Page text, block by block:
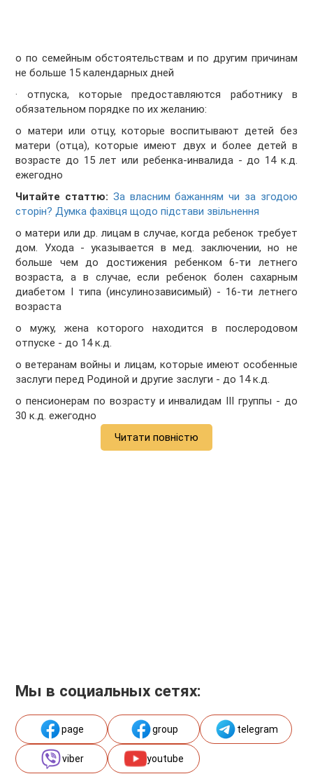
o по семейным обстоятельствам и по другим причинам
не больше 15 календарных дней
· отпуска, которые предоставляются работнику в
обязательном порядке по их желанию:
o матери или отцу, которые воспитывают детей без
матери (отца), которые имеют двух и более детей в
возрасте до 15 лет или ребенка-инвалида - до 14 к.д.
ежегодно
Читайте статтю: За власним бажанням чи за згодою
сторін? Думка фахівця щодо підстави звільнення
o матери или др. лицам в случае, когда ребенок требует
дом. Ухода - указывается в мед. заключении, но не
больше чем до достижения ребенком 6-ти летнего
возраста, а в случае, если ребенок болен сахарным
диабетом І типа (инсулинозависимый) - 16-ти летнего
возраста
o мужу, жена которого находится в послеродовом
отпуске - до 14 к.д.
o ветеранам войны и лицам, которые имеют особенные
заслуги перед Родиной и другие заслуги - до 14 к.д.
o пенсионерам по возрасту и инвалидам III группы - до
30 к.д. ежегодно
Читати повністю
Мы в социальных сетях:
page group telegram
viber youtube